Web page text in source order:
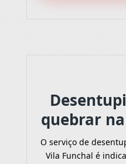
quebrar
O serviço de
Vila Funchal é